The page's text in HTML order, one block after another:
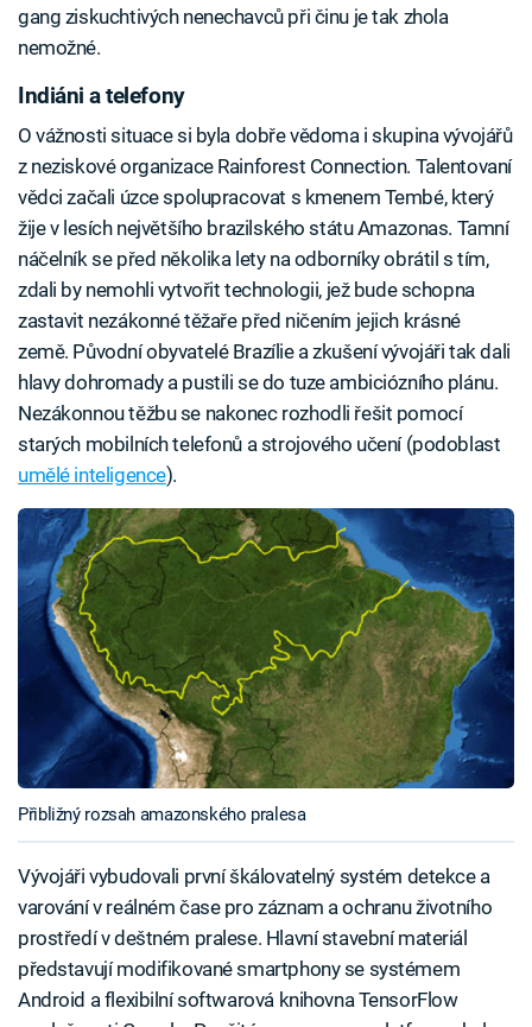
gang ziskuchtivých nenechavců při činu je tak zhola
nemožné.
Indiáni a telefony
O vážnosti situace si byla dobře vědoma i skupina vývojářů
z neziskové organizace Rainforest Connection. Talentovaní
vědci začali úzce spolupracovat s kmenem Tembé, který
žije v lesích největšího brazilského státu Amazonas. Tamní
náčelník se před několika lety na odborníky obrátil s tím,
zdali by nemohli vytvořit technologii, jež bude schopna
zastavit nezákonné těžaře před ničením jejich krásné
země. Původní obyvatelé Brazílie a zkušení vývojáři tak dali
hlavy dohromady a pustili se do tuze ambiciózního plánu.
Nezákonnou těžbu se nakonec rozhodli řešit pomocí
starých mobilních telefonů a strojového učení (podoblast
umělé inteligence).
Přibližný rozsah amazonského pralesa
Vývojáři vybudovali první škálovatelný systém detekce a
varování v reálném čase pro záznam a ochranu životního
prostředí v deštném pralese. Hlavní stavební materiál
představují modifikované smartphony se systémem
Android a flexibilní softwarová knihovna TensorFlow